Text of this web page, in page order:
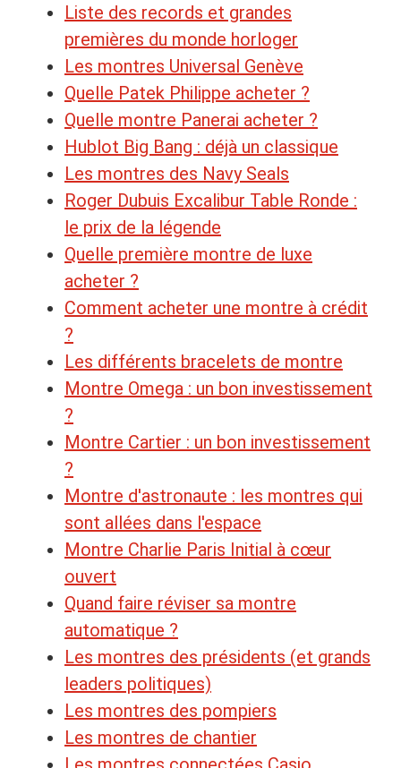
Liste des records et grandes
premières du monde horloger
Les montres Universal Genève
Quelle Patek Philippe acheter ?
Quelle montre Panerai acheter ?
Hublot Big Bang : déjà un classique
Les montres des Navy Seals
Roger Dubuis Excalibur Table Ronde :
le prix de la légende
Quelle première montre de luxe
acheter ?
Comment acheter une montre à crédit
?
Les différents bracelets de montre
Montre Omega : un bon investissement
?
Montre Cartier : un bon investissement
?
Montre d'astronaute : les montres qui
sont allées dans l'espace
Montre Charlie Paris Initial à cœur
ouvert
Quand faire réviser sa montre
automatique ?
Les montres des présidents (et grands
leaders politiques)
Les montres des pompiers
Les montres de chantier